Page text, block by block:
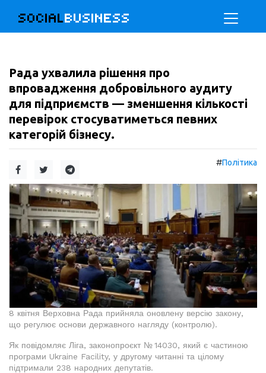
SOCIALBUSINESS
Рада ухвалила рішення про
впровадження добровільного аудиту
для підприємств — зменшення кількості
перевірок стосуватиметься певних
категорій бізнесу.
#Політика
8 квітня Верховна Рада прийняла оновлену версію закону,
що регулює основи державного нагляду (контролю).
Як повідомляє Ліга, законопроєкт № 14030, який є частиною
програми Ukraine Facility, у другому читанні та цілому
підтримали 238 народних депутатів.